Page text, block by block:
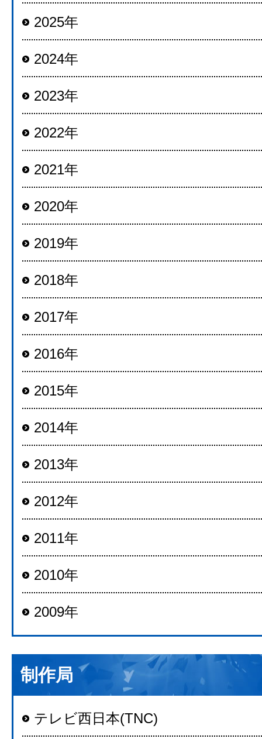
2025年
2024年
2023年
2022年
2021年
2020年
2019年
2018年
2017年
2016年
2015年
2014年
2013年
2012年
2011年
2010年
2009年
制作局
テレビ西日本(TNC)